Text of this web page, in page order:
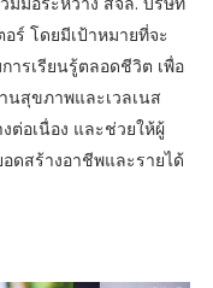
ร์ โดยมีเป้าหมายที่จะ
ารเรียนรู้ตลอดชีวิต เพื่อ
สุขภาพและเวลเนส
ต่อเนื่อง และช่วยให้ผู้
ดสร้างอาชีพและรายได้